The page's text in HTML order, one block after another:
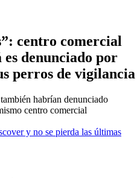
centro comercial
denunciado por
perros de vigilancia
habrían denunciado
centro comercial
y no se pierda las últimas